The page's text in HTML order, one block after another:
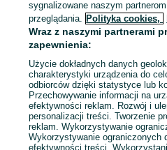
ID:787753739
sygnalizowane naszym
przeglądania. Polityka cookies,
Wraz z naszymi partnerami
zapewnienia:
Użycie dokładnych danych
charakterystyki urządzenia do
odbiorców dzięki statystyce lub
Przechowywanie informacji na
efektywności reklam. Rozwój i
personalizacji treści. Tworzenie
reklam. Wykorzystywanie
Wykorzystywanie ograniczonych
efektywności treści.